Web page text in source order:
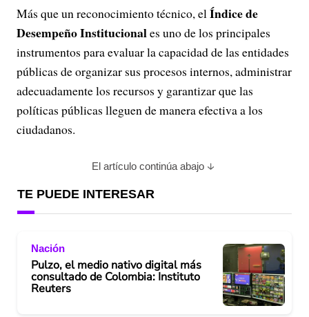
Más que un reconocimiento técnico, elÍndice de
Desempeño Institucionales uno de los principales
instrumentos para evaluar la capacidad de las entidades
públicas de organizar sus procesos internos, administrar
adecuadamente los recursos y garantizar que las
políticas públicas lleguen de manera efectiva a los
ciudadanos.
El artículo continúa abajo
TE PUEDE INTERESAR
Nación
Pulzo, el medio nativo digital más
consultado de Colombia: Instituto
Reuters